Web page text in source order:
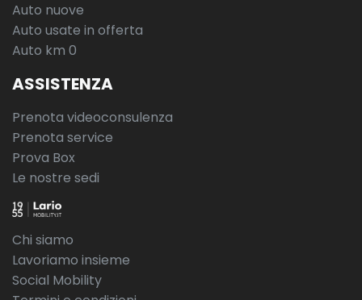
Auto nuove
Auto usate in offerta
Auto km 0
ASSISTENZA
Prenota videoconsulenza
Prenota service
Prova Box
Le nostre sedi
Chi siamo
Lavoriamo insieme
Social Mobility